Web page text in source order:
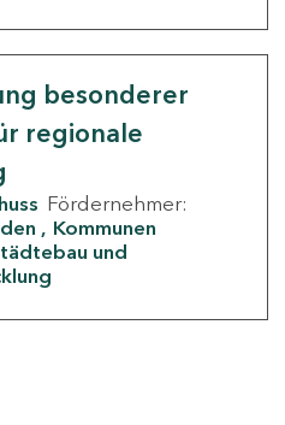
besonderer
regionale
Fördernehmer:
Kommunen
und